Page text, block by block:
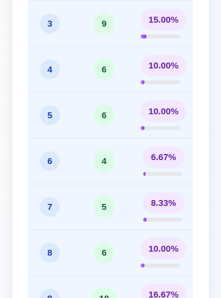
3 9 15.00%
4 6 10.00%
5 6 10.00%
6 4 6.67%
7 5 8.33%
8 6 10.00%
16.67%